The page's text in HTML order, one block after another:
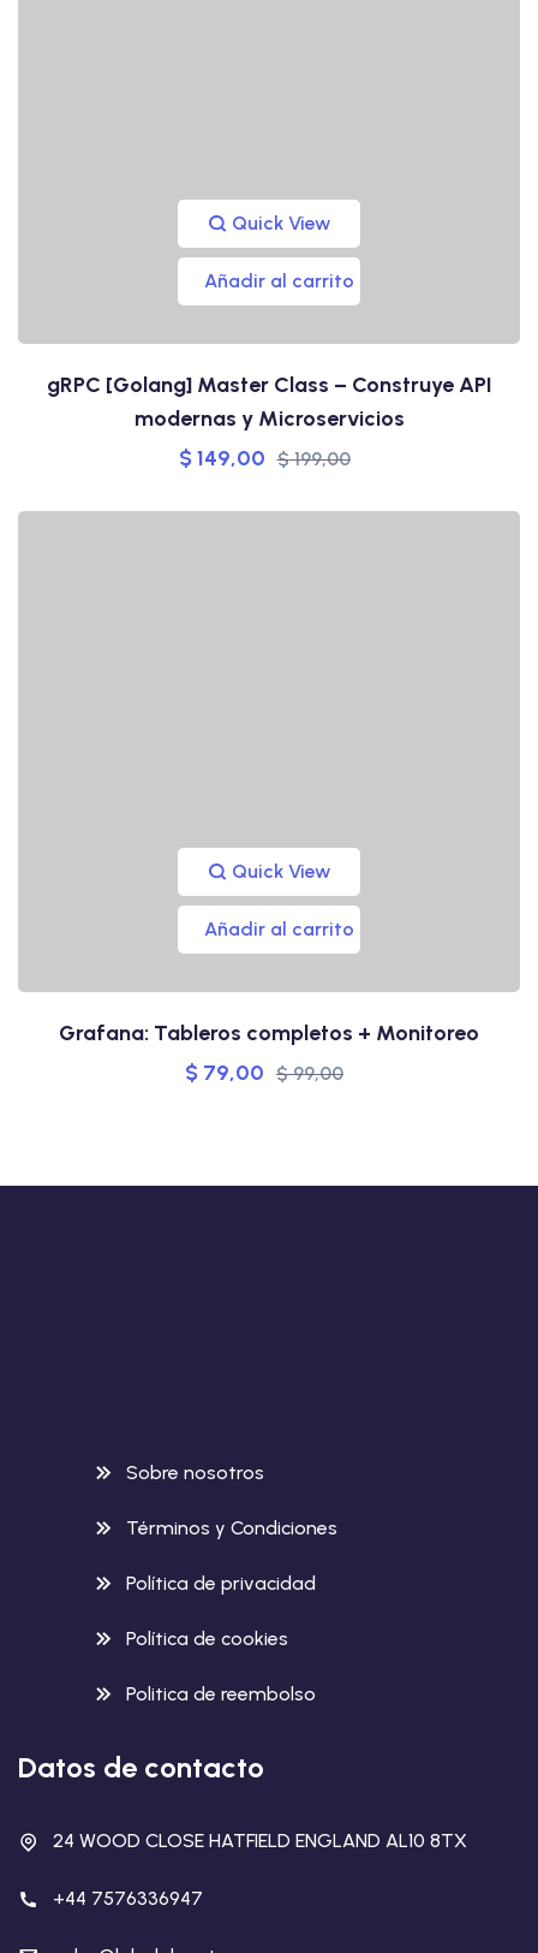
Quick View
Añadir al carrito
gRPC [Golang] Master Class – Construye API
modernas y Microservicios
$199,00
$149,00
Quick View
Añadir al carrito
Grafana: Tableros completos + Monitoreo
$99,00
$ 79,00
Sobre nosotros
Términos y Condiciones
Política de privacidad
Política de cookies
Politica de reembolso
Datos de contacto
24 WOOD CLOSE HATFIELD ENGLAND AL10 8TX
+44 7576336947